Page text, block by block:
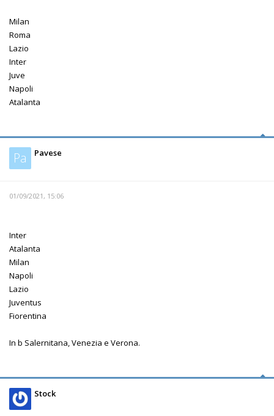
Milan
Roma
Lazio
Inter
Juve
Napoli
Atalanta
Pa Pavese
01/09/2021, 15:06
Inter
Atalanta
Milan
Napoli
Lazio
Juventus
Fiorentina
In b Salernitana, Venezia e Verona.
Stock